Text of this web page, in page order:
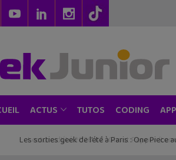
ACTUS TUTOS CODING
Les sorties geek de l’été à Paris : One Piece